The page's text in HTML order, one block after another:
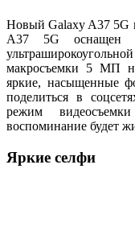
Новый Galaxy A37 5G
A37 5G оснащен
макросъемки 5 МП
яркие, насыщенные
поделиться в
режим
воспоминание будет
Яркие селфи